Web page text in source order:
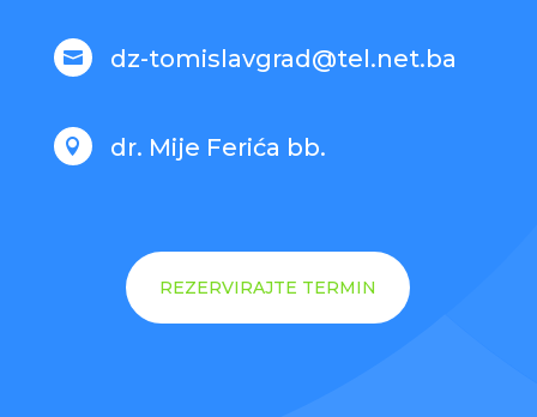
 dz-tomislavgrad@tel.net.ba
 dr. Mije Ferića bb.
REZERVIRAJTE TERMIN